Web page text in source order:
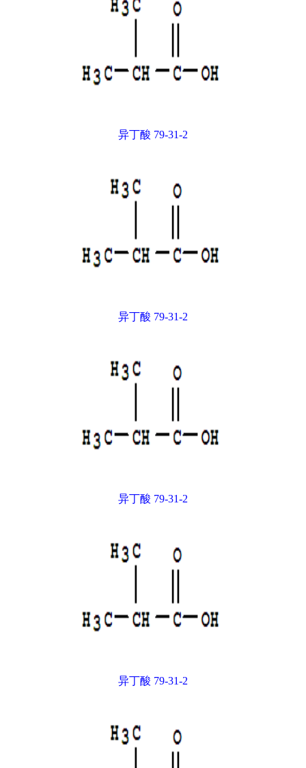
异丁酸 79-31-2
异丁酸 79-31-2
异丁酸 79-31-2
异丁酸 79-31-2